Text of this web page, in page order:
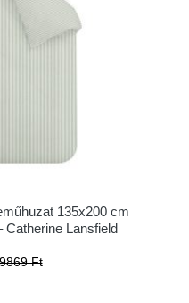
135x200 cm
Catherine Lansfield
Ft